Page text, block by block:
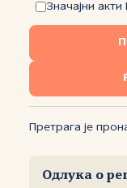
Значајни
Претрага је
Одлука o